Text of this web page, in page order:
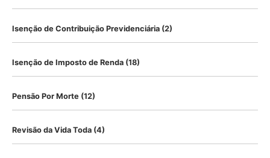
Isenção de Contribuição Previdenciária (2)
Isenção de Imposto de Renda (18)
Pensão Por Morte (12)
Revisão da Vida Toda (4)